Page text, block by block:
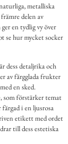
metalliska
delen av
en tydlig vy över
se hur mycket socker
dess detaljrika och
av färgglada frukter
en sked.
som förstärker temat
i en ljusrosa
etikett med ordet
till dess estetiska